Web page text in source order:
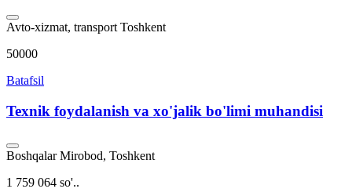
Avto-xizmat, transport Toshkent
50000
Batafsil
Texnik foydalanish va xo'jalik bo'limi muhandisi
Boshqalar Mirobod, Toshkent
1 759 064 so'..